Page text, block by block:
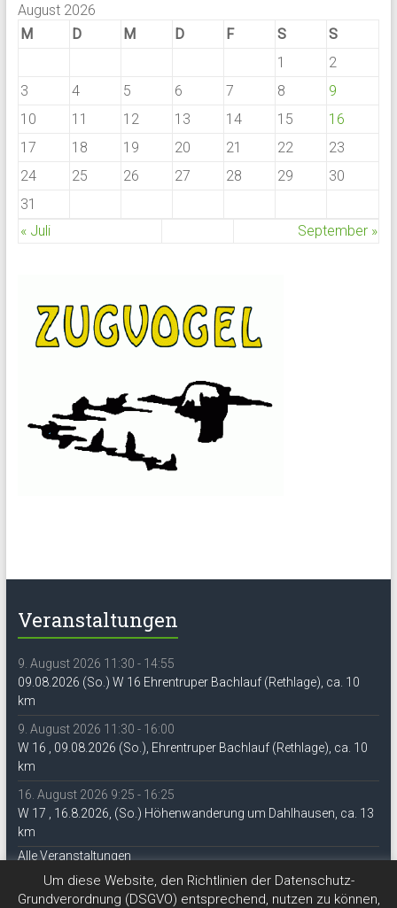
August 2026
M
D M D F S
S
1
2
3
4 5 6 7 8
9
10
11 12 13 14 15
16
17
18 19 20 21 22
23
24
25 26 27 28 29
30
31
« Juli
September »
Veranstaltungen
9. August 2026 11:30 - 14:55
09.08.2026 (So.) W 16 Ehrentruper Bachlauf (Rethlage), ca. 10
km
9. August 2026 11:30 - 16:00
W 16 , 09.08.2026 (So.), Ehrentruper Bachlauf (Rethlage), ca. 10
km
16. August 2026 9:25 - 16:25
W 17 , 16.8.2026, (So.) Höhenwanderung um Dahlhausen, ca. 13
km
Alle Veranstaltungen
Um diese Website, den Richtlinien der Datenschutz-
Grundverordnung (DSGVO) entsprechend, nutzen zu können,